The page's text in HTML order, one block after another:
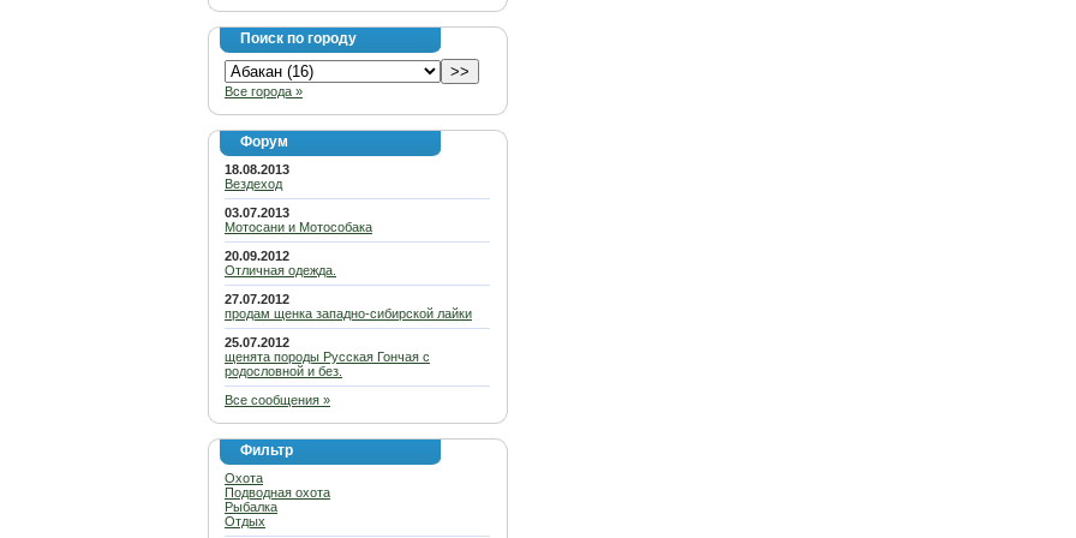
Поиск по городу
Все города »
Форум
18.08.2013
Вездеход
03.07.2013
Мотосани и Мотособака
20.09.2012
Отличная одежда.
27.07.2012
продам щенка западно-сибирской лайки
25.07.2012
щенята породы Русская Гончая с
родословной и без.
Все сообщения »
Фильтр
Охота
Подводная охота
Рыбалка
Отдых